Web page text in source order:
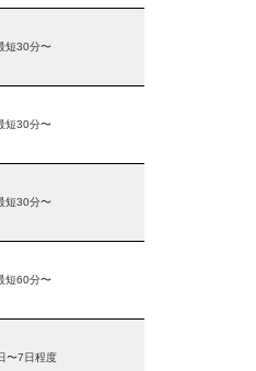
短30分〜
短30分〜
短30分〜
短60分〜
〜7日程度